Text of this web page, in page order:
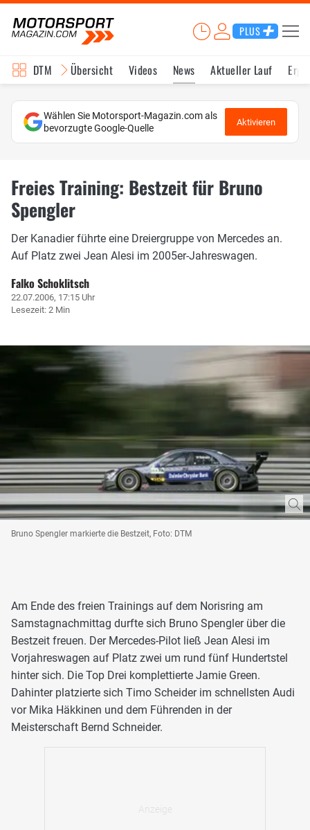
PLUS
DTM Übersicht Videos News Aktueller Lauf
Wählen Sie Motorsport-Magazin.com als
bevorzugte Google-Quelle
Aktivieren
Freies Training: Bestzeit für Bruno
Spengler
Der Kanadier führte eine Dreiergruppe von Mercedes an.
Auf Platz zwei Jean Alesi im 2005er-Jahreswagen.
Falko Schoklitsch
22.07.2006, 17:15 Uhr
Lesezeit: 2 Min
Bruno Spengler markierte die Bestzeit, Foto: DTM
Am Ende des freien Trainings auf dem Norisring am
Samstagnachmittag durfte sich Bruno Spengler über die
Bestzeit freuen. Der Mercedes-Pilot ließ Jean Alesi im
Vorjahreswagen auf Platz zwei um rund fünf Hundertstel
hinter sich. Die Top Drei komplettierte Jamie Green.
Dahinter platzierte sich Timo Scheider im schnellsten Audi
vor Mika Häkkinen und dem Führenden in der
Meisterschaft Bernd Schneider.